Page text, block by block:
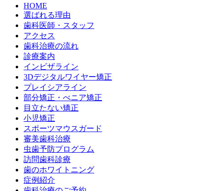
HOME
選ばれる理由
歯科医師・スタッフ
アクセス
歯科治療の流れ
診療案内
インビザライン
3Dデジタルワイヤー矯正
プレイシアライン
部分矯正・べニア矯正
目立たない矯正
小児矯正
スポーツマウスガード
審美歯科治療
虫歯予防プログラム
訪問歯科診療
歯のホワイトニング
症例紹介